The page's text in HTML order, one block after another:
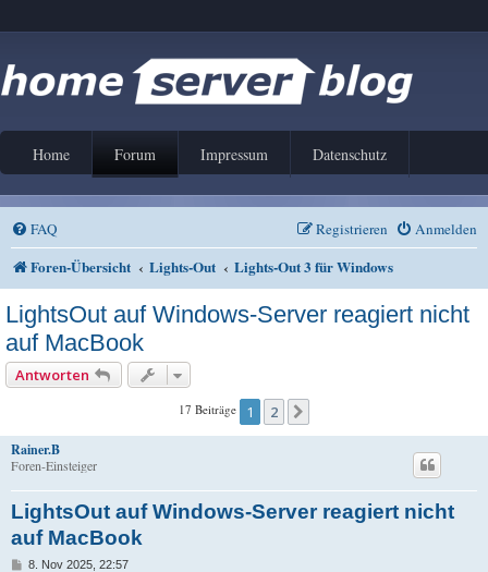
Home Forum Impressum Datenschutz
FAQ Anmelden
Registrieren
Foren-Übersicht Lights-Out Lights-Out 3 für Windows
LightsOut auf Windows-Server reagiert nicht
auf MacBook
Antworten
17 Beiträge 1 2
Rainer.B
Foren-Einsteiger
LightsOut auf Windows-Server reagiert nicht
auf MacBook
B8. Nov 2025, 22:57